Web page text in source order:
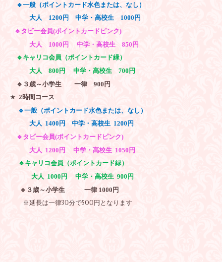
🔹一般（ポイントカード水色または、なし）
大人 1200 円 中学・高校生 1000円
🔹 タビー会員(ポイントカードピンク)
大人 1000円 中学・高校生 850円
🔹 キャリコ会員（ポイントカード緑）
大人 800円 中学・高校生 700円
🔹 ３歳～小学生 一律 900円
★ 2時間コース
🔹一般（ポイントカード水色または、なし）
大人 1400円 中学・高校生 1200 円
🔹 タビー会員(ポイントカードピンク)
大人 1200円 中学・高校生 1050円
🔹 キャリコ会員（ポイントカード緑）
大人 1000 円 中学・高校生 900円
🔹 ３歳～小学生 一律 1000円
※延長は一律30分で500円となります